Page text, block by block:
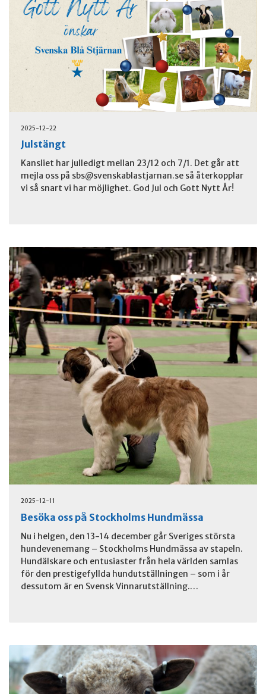
2025-12-22
Julstängt
Kansliet har julledigt mellan 23/12 och 7/1. Det går att
mejla oss på sbs@svenskablastjarnan.se så återkopplar
vi så snart vi har möjlighet. God Jul och Gott Nytt År!
2025-12-11
Besöka oss på Stockholms Hundmässa
Nu i helgen, den 13-14 december går Sveriges största
hundevenemang – Stockholms Hundmässa av stapeln.
Hundälskare och entusiaster från hela världen samlas
för den prestigefyllda hundutställningen – som i år
dessutom är en Svensk Vinnarutställning.…